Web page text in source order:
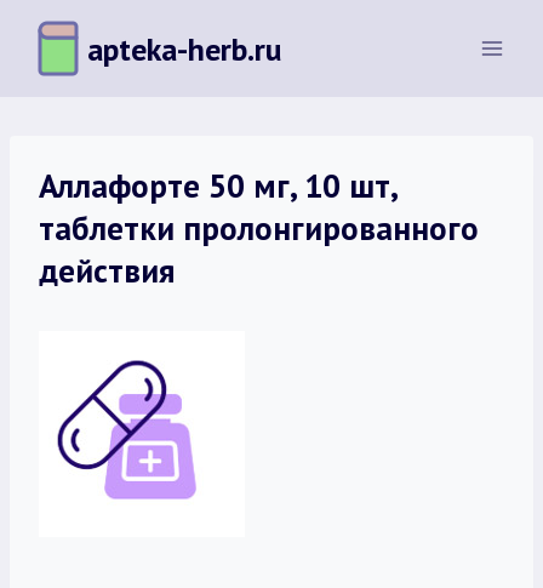
Перейти
содержимому
apteka-herb.ru
Аллафорте 50 мг, 10 шт,
таблетки пролонгированного
действия